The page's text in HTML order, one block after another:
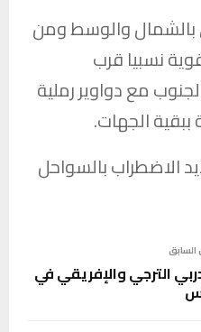
بالشمال والوسط ومن
نسبيا قرب
مع دواوير رملية
الجهات.
الاضطراب بالسواحل
السابق
الترجي والإفريقي في